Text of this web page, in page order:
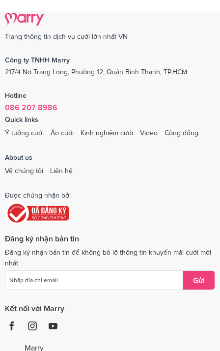
Trang thông tin dịch vụ cưới lớn nhất VN
Công ty TNHH Marry
217/4 Nơ Trang Long, Phường 12, Quận Bình Thạnh, TP.HCM
Hotline
086 207 8986
Quick links
Ý tưởng cưới
Áo cưới Kinh nghiệm cưới Video Cộng đồng
About us
Về chúng tôi
Liên hệ
Được chứng nhận bởi
Đăng ký nhận bản tin
Đăng ký nhận bản tin để không bỏ lỡ thông tin khuyến mãi cưới mới
nhất
Gửi
Kết nối với Marry
Marry